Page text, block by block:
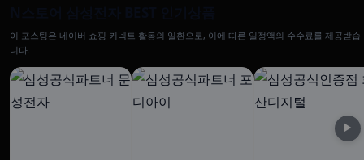
이 포스팅은 네이버 쇼핑 커넥트 활동의 일환으로, 이에 따른 일정액의 수수료를 제공받습
니다.
▶